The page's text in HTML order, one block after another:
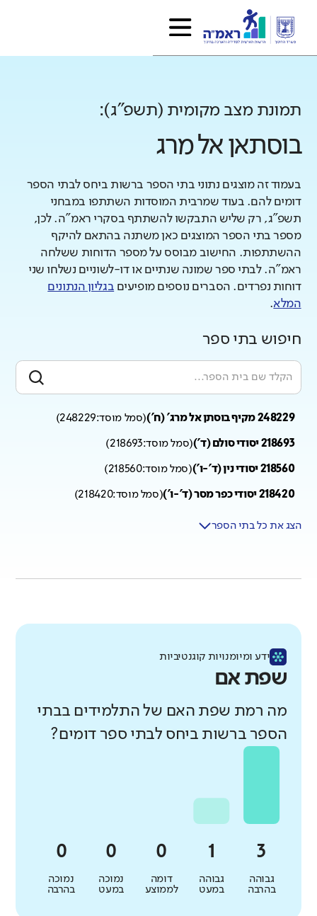
תמונת מצב מקומית (תשפ"ג):
בוסתאן אל מרג
בעמוד זה מוצגים נתוני בתי הספר ברשות ביחס לבתי הספר
דומים להם. בעוד שמרבית המוסדות השתתפו במבחני
תשפ"ג, רק שליש התבקשו להשתתף בסקרי ראמ"ה. לכן,
מספר בתי הספר המוצגים כאן משתנה בהתאם להיקף
ההשתתפות. החישוב מבוסס על מספר הדוחות ששלחה
ראמ"ה. לבתי ספר שמונה שנתיים או דו-לשוניים נשלחו שני
דוחות נפרדים. הסברים נוספים מופיעים בגליון הנתונים
המלא.
חיפוש בתי ספר
248229 מקיף בוסתן אל מרג' (ח') (סמל מוסד:248229
)
218693 יסודי סולם (ד') (סמל מוסד:218693
)
218560 יסודי נין (ד'-ו') (סמל מוסד:218560
)
218420 יסודי כפר מסר (ד'-ו') (סמל מוסד:218420
)
הצג את כל בתי הספר
ידע ומיומנויות קוגנטיביות
שפת אם
מה רמת שפת האם של התלמידים בבתי
הספר ברשות ביחס לבתי ספר דומים?
גבוהה
בהרבה
גבוהה
במעט
דומה
לממוצע
נמוכה
במעט
נמוכה
בהרבה